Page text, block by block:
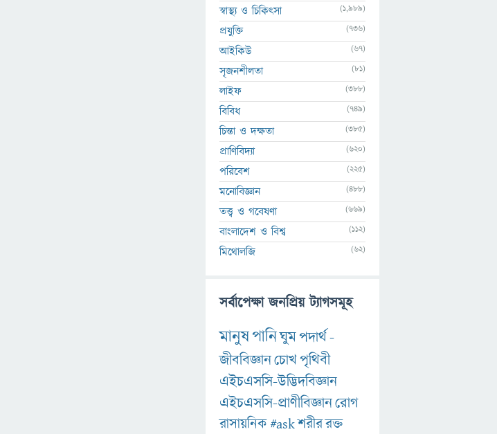
স্বাস্থ্য ও চিকিৎসা (1,989)
প্রযুক্তি (736)
আইকিউ (67)
সৃজনশীলতা (81)
লাইফ (388)
বিবিধ (749)
চিন্তা ও দক্ষতা (385)
প্রাণিবিদ্যা (620)
পরিবেশ (225)
মনোবিজ্ঞান (488)
তত্ত্ব ও গবেষণা (669)
বাংলাদেশ ও বিশ্ব (112)
মিথোলজি (62)
সর্বাপেক্ষা জনপ্রিয় ট্যাগসমূহ
মানুষপানিঘুমপদার্থ-
জীববিজ্ঞানচোখপৃথিবী
এইচএসসি-উদ্ভিদবিজ্ঞান
এইচএসসি-প্রাণীবিজ্ঞানরোগ
রাসায়নিক#askশরীররক্ত